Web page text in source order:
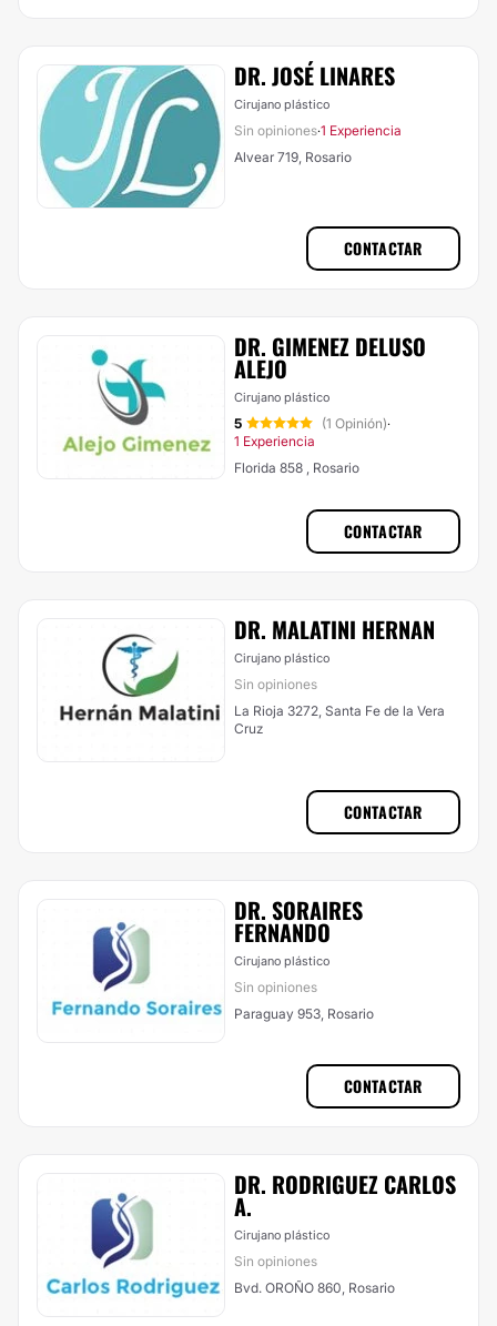
DR. JOSÉ LINARES
Cirujano plástico
Sin opiniones·1 Experiencia
Alvear 719, Rosario
CONTACTAR
DR. GIMENEZ DELUSO
ALEJO
Cirujano plástico
5 (1 Opinión)·
1 Experiencia
Florida 858 , Rosario
CONTACTAR
DR. MALATINI HERNAN
Cirujano plástico
Sin opiniones
La Rioja 3272, Santa Fe de la Vera
Cruz
CONTACTAR
DR. SORAIRES
FERNANDO
Cirujano plástico
Sin opiniones
Paraguay 953, Rosario
CONTACTAR
DR. RODRIGUEZ CARLOS
A.
Cirujano plástico
Sin opiniones
Bvd. OROÑO 860, Rosario